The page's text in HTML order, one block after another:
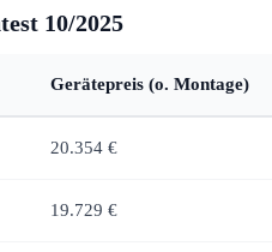
10/2025
Gerätepreis (o. Montage)
20.354 €
19.729 €